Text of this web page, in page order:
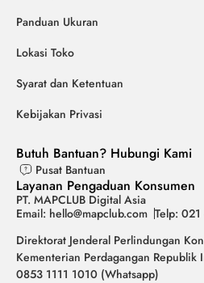
Panduan Ukuran
Lokasi Toko
Syarat dan Ketentuan
Kebijakan Privasi
Butuh Bantuan? Hubungi Kami
Pusat Bantuan
Layanan Pengaduan Konsumen
PT. MAPCLUB Digital Asia
Email: hello@mapclub.com Telp:
Direktorat Jenderal Perlindungan
Kementerian Perdagangan Republik
0853 1111 1010 (Whatsapp)